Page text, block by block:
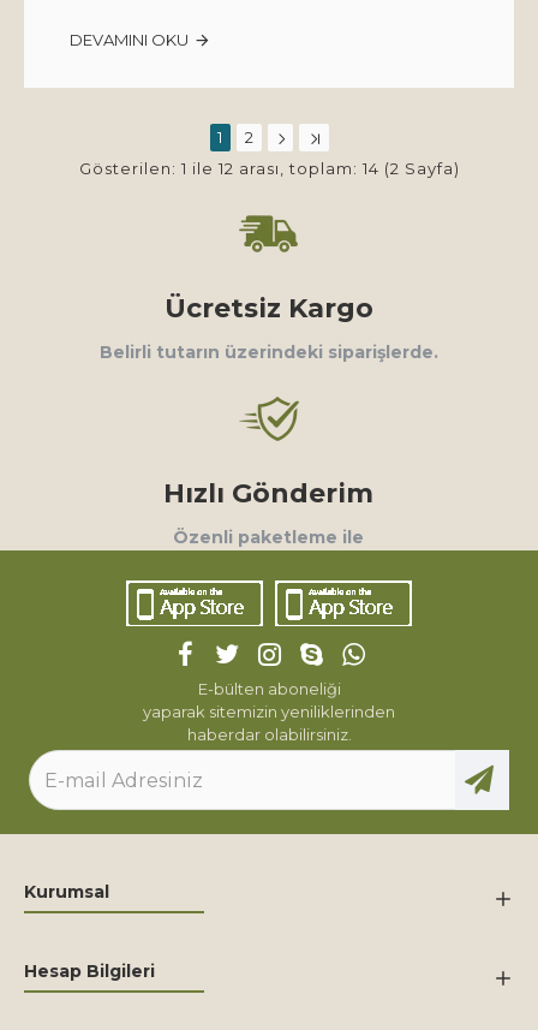
DEVAMINI OKU
1
2
Gösterilen: 1 ile 12 arası, toplam: 14 (2 Sayfa)
Ücretsiz Kargo
Belirli tutarın üzerindeki siparişlerde.
Hızlı Gönderim
Özenli paketleme ile
E-bülten aboneliği
yaparak sitemizin yeniliklerinden
haberdar olabilirsiniz.
Kurumsal
Hesap Bilgileri